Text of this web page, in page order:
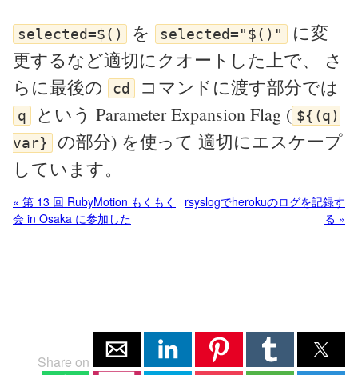
selected=$() を selected="$()" に変
更するなど適切にクオートした上で、 さ
らに最後の
cd コマンドに渡す部分では
q という Parameter Expansion Flag ( ${(q)
var} の部分) を使って 適切にエスケープ
しています。
« 第 13 回 RubyMotion もくもく
会 in Osaka に参加した
rsyslogでherokuのログを記録す
る »
Share on